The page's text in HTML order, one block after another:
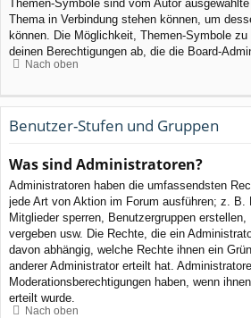
Themen-Symbole sind vom Autor
Thema in Verbindung stehen können, um
können. Die Möglichkeit, Themen-Symbole
deinen Berechtigungen ab, die die Board-
Nach oben
Benutzer-Stufen und Gruppen
Was sind Administratoren?
Administratoren haben die umfassendsten
jede Art von Aktion im Forum ausführen; z. B.
Mitglieder sperren, Benutzergruppen
vergeben usw. Die Rechte, die ein
davon abhängig, welche Rechte ihnen ein
anderer Administrator erteilt hat.
Moderationsberechtigungen haben, wenn
erteilt wurde.
Nach oben